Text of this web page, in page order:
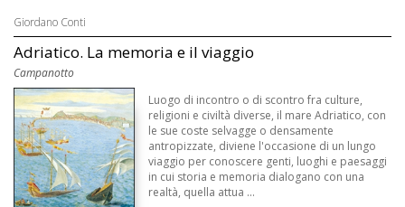
Giordano Conti
Adriatico. La memoria e il viaggio
Campanotto
Luogo di incontro o di scontro fra culture,
religioni e civiltà diverse, il mare Adriatico, con
le sue coste selvagge o densamente
antropizzate, diviene l'occasione di un lungo
viaggio per conoscere genti, luoghi e paesaggi
in cui storia e memoria dialogano con una
realtà, quella attua ...